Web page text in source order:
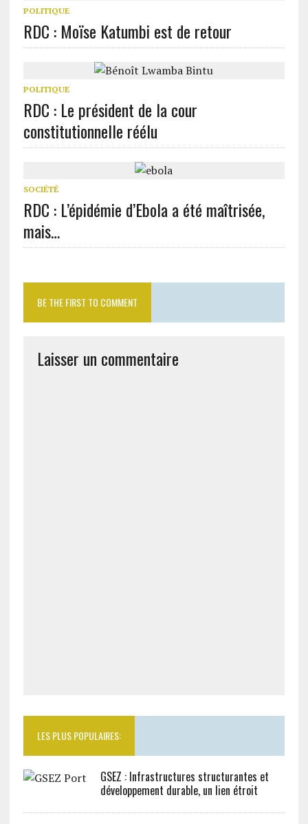
POLITIQUE
RDC : Moïse Katumbi est de retour
POLITIQUE
RDC : Le président de la cour
constitutionnelle réélu
SOCIÉTÉ
RDC : L’épidémie d’Ebola a été maîtrisée,
mais…
BE THE FIRST TO COMMENT
Laisser un commentaire
LES PLUS POPULAIRES:
GSEZ : Infrastructures structurantes et
développement durable, un lien étroit